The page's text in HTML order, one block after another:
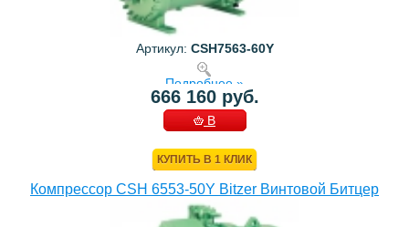
Артикул: CSH7563-60Y
Подробнее »
666 160 руб.
В
КУПИТЬ В 1 КЛИК
Компрессор CSH 6553-50Y Bitzer Винтовой Битцер